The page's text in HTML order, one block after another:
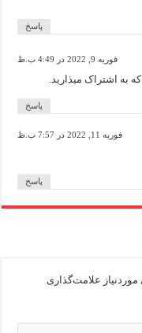
پاسخ
فوریه 9, 2022 در 4:49 ب.ظ
به اشتراک میذارید.
پاسخ
فوریه 11, 2022 در 7:57 ب.ظ
پاسخ
علامت‌گذاری